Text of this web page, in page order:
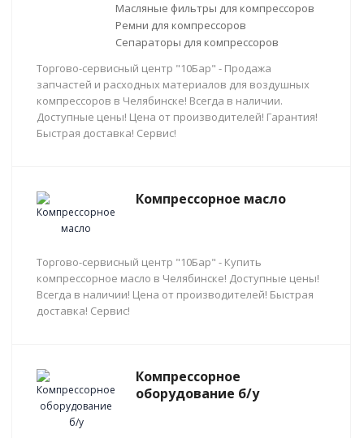
Масляные фильтры для компрессоров
Ремни для компрессоров
Сепараторы для компрессоров
Торгово-сервисный центр "10Бар" - Продажа
запчастей и расходных материалов для воздушных
компрессоров в Челябинске! Всегда в наличии.
Доступные цены! Цена от производителей! Гарантия!
Быстрая доставка! Сервис!
Компрессорное масло
Торгово-сервисный центр "10Бар" - Купить
компрессорное масло в Челябинске! Доступные цены!
Всегда в наличии! Цена от производителей! Быстрая
доставка! Сервис!
Компрессорное
оборудование б/у